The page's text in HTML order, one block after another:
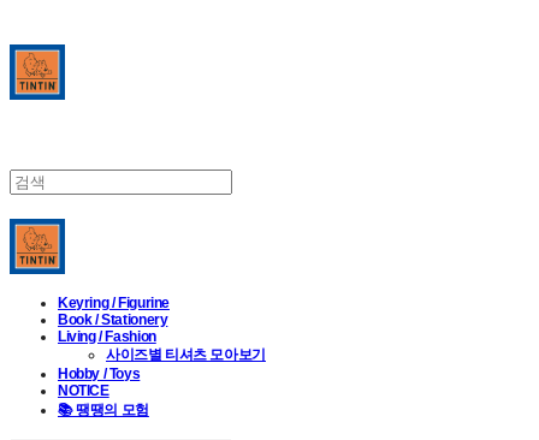
Keyring / Figurine
Book / Stationery
Living / Fashion
사이즈별 티셔츠 모아보기
Hobby / Toys
NOTICE
📚 땡땡의 모험